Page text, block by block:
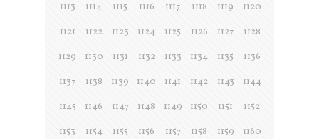
1113
1114 1115 1116 1117 1118 1119
1120
1121
1122 1123 1124 1125 1126 1127
1128
1129
1130 1131 1132 1133 1134 1135
1136
1137
1138 1139 1140 1141 1142 1143
1144
1145
1146 1147 1148 1149 1150 1151
1152
1153
1154 1155 1156 1157 1158 1159
1160